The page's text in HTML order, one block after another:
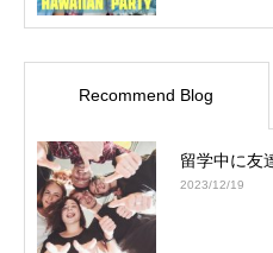
Recommend Blog
留学中に友
2023/12/19